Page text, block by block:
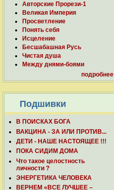
Авторские Прорези-1
Великая Империя
Просветление
Понять себя
Исцеление
Бесшабашная Русь
Чистая душа
Между днями-боями
подробнее
Подшивки
В ПОИСКАХ БОГА
ВАКЦИНА - ЗА ИЛИ ПРОТИВ...
ДЕТИ - НАШЕ НАСТОЯЩЕЕ !!!
ПОКА СИДИМ ДОМА
Что такое целостность
личности ?
ЭНЕРГЕТИКА ЧЕЛОВЕКА
ВЕРНЕМ «ВСЕ ЛУЧШЕЕ –